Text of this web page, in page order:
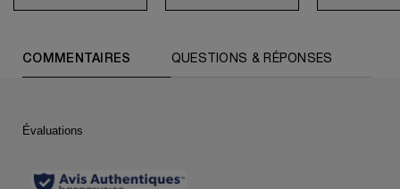
COMMENTAIRES QUESTIONS & RÉPONSES